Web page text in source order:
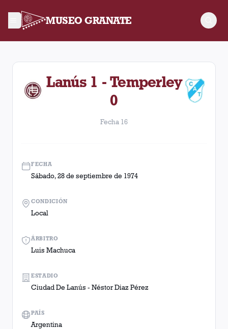
MUSEO GRANATE
Fecha 16. Partido entre Lanús y Temperley disputado el
Lanús 1 - Temperley
0
Fecha 16
FECHA
Sábado, 28 de septiembre de 1974
ÁRBITRO
Luis Machuca
CONDICIÓN
Local
ESTADIO
Ciudad De Lanús - Néstor Diaz Pérez
PAÍS
Argentina